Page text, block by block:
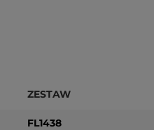
ZESTAW
FL1438